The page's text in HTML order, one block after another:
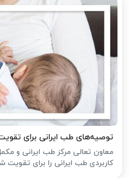
توصیه‌های طب ایرانی برای
معاون تعالی مرکز طب ایرانی و
کاربردی طب ایرانی را برای تقویت